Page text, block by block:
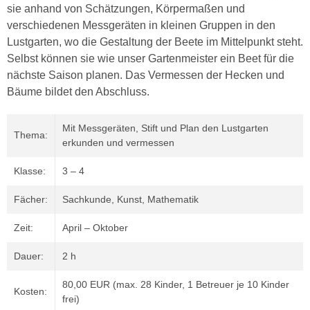
sie anhand von Schätzungen, Körpermaßen und
verschiedenen Messgeräten in kleinen Gruppen in den
Lustgarten, wo die Gestaltung der Beete im Mittelpunkt steht.
Selbst können sie wie unser Gartenmeister ein Beet für die
nächste Saison planen. Das Vermessen der Hecken und
Bäume bildet den Abschluss.
Thema:
Mit Messgeräten, Stift und Plan den Lustgarten
erkunden und vermessen
Klasse: 3 – 4
Fächer: Sachkunde, Kunst, Mathematik
Zeit: April – Oktober
Dauer: 2 h
Kosten:
80,00 EUR (max. 28 Kinder, 1 Betreuer je 10 Kinder
frei)